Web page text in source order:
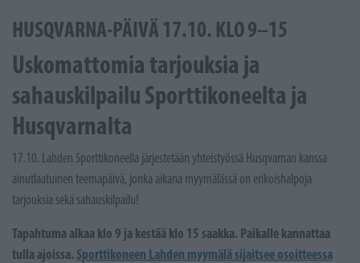
HUSQVARNA-PÄIVÄ 17.10. KLO 9–15
Uskomattomia tarjouksia ja
sahauskilpailu Sporttikoneelta ja
Husqvarnalta
17.10. Lahden Sporttikoneella järjestetään yhteistyössä Husqvarnan kanssa
ainutlaatuinen teemapäivä, jonka aikana myymälässä on erikoishalpoja
tarjouksia sekä sahauskilpailu!
Tapahtuma alkaa klo 9 ja kestää klo 15 saakka. Paikalle kannattaa
tulla ajoissa. Sporttikoneen Lahden myymälä sijaitsee osoitteessa